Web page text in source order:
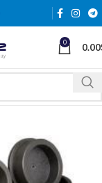
0 0.00